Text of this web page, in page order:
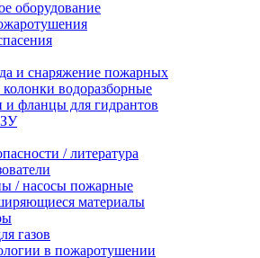
оборудование
и снаряжение пожарных
водоразборные
и фланцы для гидрантов
/ литература
/ насосы пожарные
материалы
газов
в пожаротушении